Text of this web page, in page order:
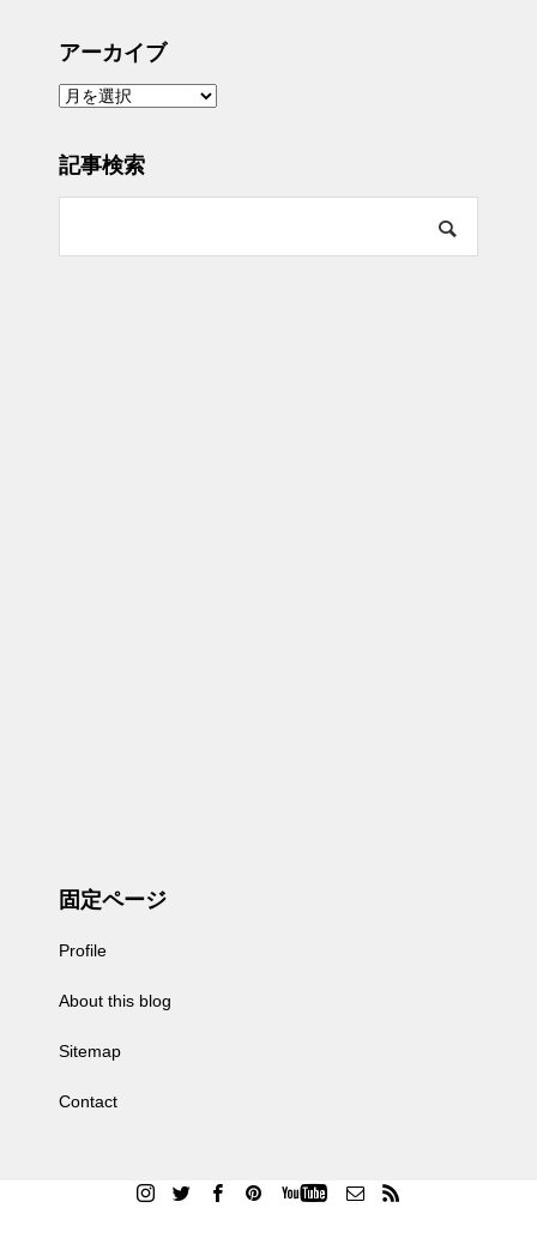
アーカイブ
ア
ー
ブ
記事検索
固定ページ
Profile
About this blog
Sitemap
Contact